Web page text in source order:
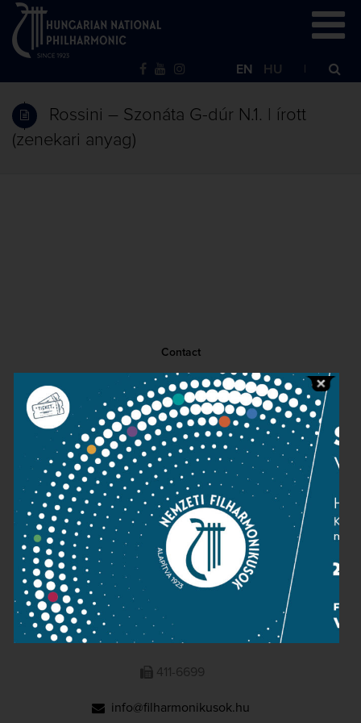
EN HU
Rossini – Szonáta G-dúr N.1. | írott
(zenekari anyag)
Contact
Public information
Press room
Terms and privacy
Imprint
NATIONAL PHILHARMONIC
1095 Budapest, Komor Marcell u. 1. (Müpa)
411-6600
411-6699
info@filharmonikusok.hu